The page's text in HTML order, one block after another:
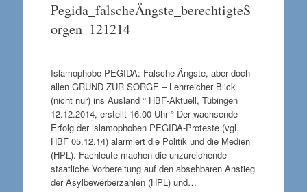
Pegida_falscheÄngste_berechtigteS
orgen_121214
Islamophobe PEGIDA: Falsche Ängste, aber doch
allen GRUND ZUR SORGE – Lehrreicher Blick
(nicht nur) ins Ausland ° HBF-Aktuell, Tübingen
12.12.2014, erstellt 16:00 Uhr ° Der wachsende
Erfolg der islamophoben PEGIDA-Proteste (vgl.
HBF 05.12.14) alarmiert die Politik und die Medien
(HPL). Fachleute machen die unzureichende
staatliche Vorbereitung auf den absehbaren Anstieg
der Asylbewerberzahlen (HPL) und…